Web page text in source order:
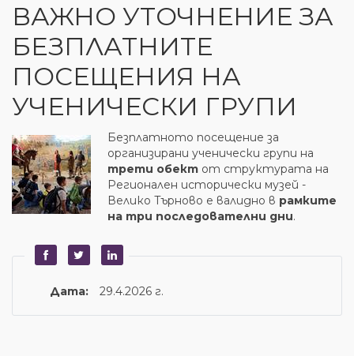
ВАЖНО УТОЧНЕНИЕ ЗА
БЕЗПЛАТНИТЕ
ПОСЕЩЕНИЯ НА
УЧЕНИЧЕСКИ ГРУПИ
Безплатното посещение за
организирани ученически групи на
трети обект от структурата на
Регионален исторически музей -
Велико Търново е валидно в рамките
на три последователни дни.
Дата: 29.4.2026 г.